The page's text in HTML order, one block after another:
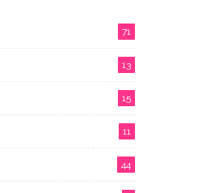
L’assistance Judiciaire, Une
Arme Encore Méconnue Des
Femmes Survivantes De
71
13
15
11
44